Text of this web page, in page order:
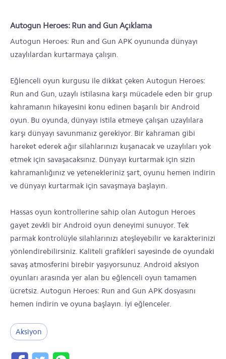
Autogun Heroes: Run and Gun Açıklama
Autogun Heroes: Run and Gun APK oyununda dünyayı
uzaylılardan kurtarmaya çalışın.
Eğlenceli oyun kurgusu ile dikkat çeken Autogun Heroes:
Run and Gun, uzaylı istilasına karşı mücadele eden bir grup
kahramanın hikayesini konu edinen başarılı bir Android
oyun. Bu oyunda, dünyayı istila etmeye çalışan uzaylılara
karşı dünyayı savunmanız gerekiyor. Bir kahraman gibi
hareket ederek ağır silahlarınızı kuşanacak ve uzaylıları yok
etmek için savaşacaksınız. Dünyayı kurtarmak için sizin
kahramanlığınız ve yetenekleriniz şart, oyunu hemen indirin
ve dünyayı kurtarmak için savaşmaya başlayın.
Hassas oyun kontrollerine sahip olan Autogun Heroes
gayet zevkli bir Android oyun deneyimi sunuyor. Tek
parmak kontrolüyle silahlarınızı ateşleyebilir ve karakterinizi
yönlendirebilirsiniz. Kaliteli grafikleri sayesinde de oyundaki
savaş atmosferini birebir yaşıyorsunuz. Android aksiyon
oyunları arasında yer alan bu eğlenceli oyun tamamen
ücretsiz. Autogun Heroes: Run and Gun APK dosyasını
hemen indirin ve oyuna başlayın. İyi eğlenceler.
Aksiyon